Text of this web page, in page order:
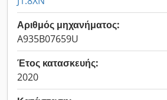
Αριθμός μηχανήματος:
A935B07659U
Έτος κατασκευής:
2020